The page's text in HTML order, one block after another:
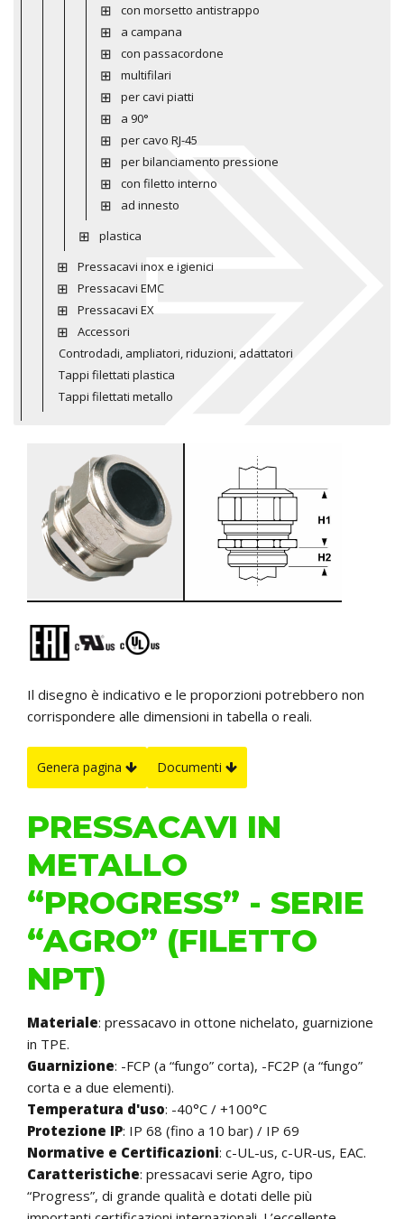
con morsetto antistrappo
a campana
con passacordone
multifilari
per cavi piatti
a 90°
per cavo RJ-45
per bilanciamento pressione
con filetto interno
ad innesto
plastica
Pressacavi inox e igienici
Pressacavi EMC
Pressacavi EX
Accessori
Controdadi, ampliatori, riduzioni, adattatori
Tappi filettati plastica
Tappi filettati metallo
Il disegno è indicativo e le proporzioni potrebbero non
corrispondere alle dimensioni in tabella o reali.
Genera pagina Documenti
PRESSACAVI IN
METALLO
“PROGRESS” - SERIE
“AGRO” (FILETTO
NPT)
Materiale: pressacavo in ottone nichelato, guarnizione
in TPE.
Guarnizione: -FCP (a “fungo” corta), -FC2P (a “fungo”
corta e a due elementi).
Temperatura d'uso: -40°C / +100°C
Protezione IP: IP 68 (fino a 10 bar) / IP 69
Normative e Certificazioni: c-UL-us, c-UR-us, EAC.
Caratteristiche: pressacavi serie Agro, tipo
“Progress”, di grande qualità e dotati delle più